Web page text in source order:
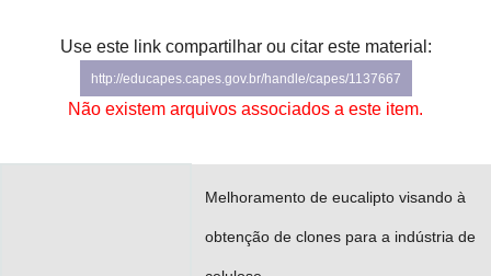
Secretaria de Governo
Gabinete de Segurança Institucional
Use este link compartilhar ou citar este material:
http://educapes.capes.gov.br/handle/capes/1137667
Não existem arquivos associados a este item.
Melhoramento de eucalipto visando à
obtenção de clones para a indústria de